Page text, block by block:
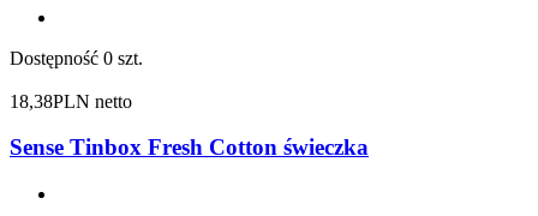
Dostępność 0 szt.
18,38PLN netto
Sense Tinbox Fresh Cotton świeczka